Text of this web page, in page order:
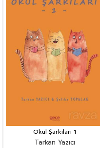
Okul Şarkıları 1
Tarkan Yazıcı